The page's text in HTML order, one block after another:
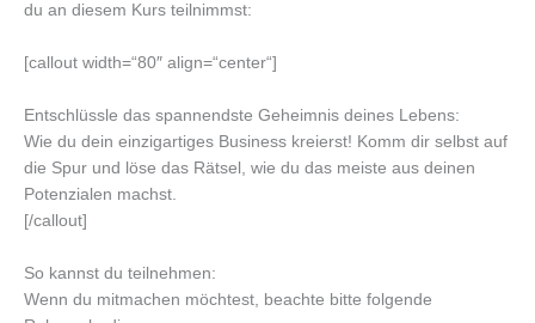
du an diesem Kurs teilnimmst:
[callout width=“80″ align=“center“]
Entschlüssle das spannendste Geheimnis deines Lebens:
Wie du dein einzigartiges Business kreierst! Komm dir selbst auf
die Spur und löse das Rätsel, wie du das meiste aus deinen
Potenzialen machst.
[/callout]
So kannst du teilnehmen:
Wenn du mitmachen möchtest, beachte bitte folgende